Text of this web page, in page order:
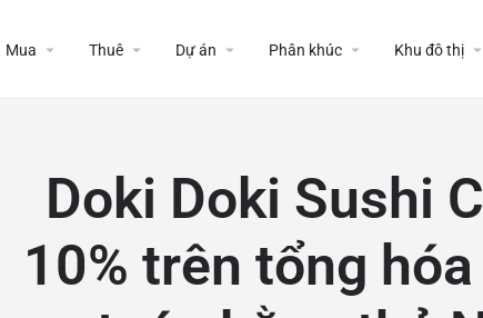
Mua Thuê Dự án Phân khúc Khu đô thị
Doki Doki Sushi
10% trên tổng